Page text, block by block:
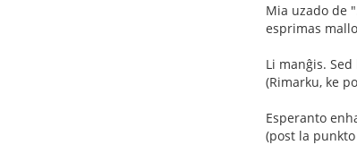
Mia uzado de
esprimas
Li manĝis.
(Rimarku, ke
Esperanto
(post la